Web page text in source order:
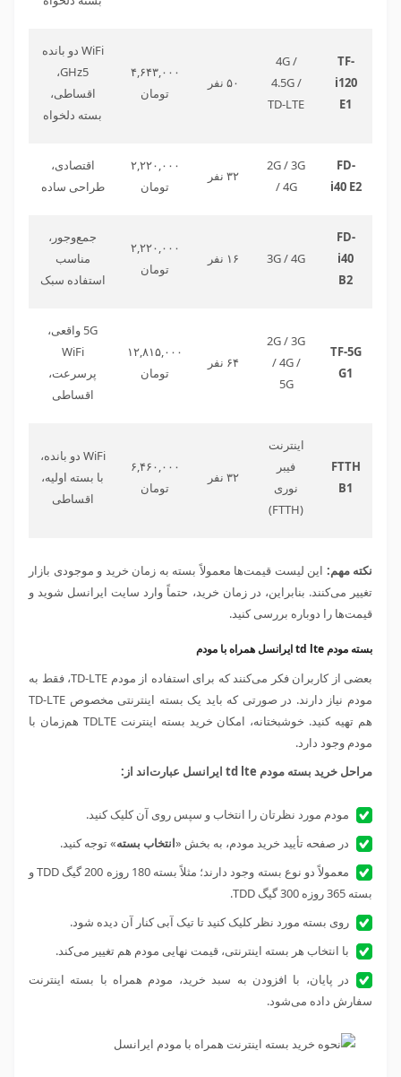
TF-
i120
E1
4G/
4.5G /
TD-LTE
۵۰ نفر
۴,۶۴۳,۰۰۰
تومان
WiFi دو بانده
GHz5،
اقساطی،
بسته دلخواه
FD-
i40 E2
2G/ 3G
/ 4G
۳۲ نفر
۲,۲۲۰,۰۰۰
تومان
اقتصادی،
طراحی ساده
FD-
i40
B2
3G / 4G ۱۶ نفر
۲,۲۲۰,۰۰۰
تومان
جمع‌وجور،
مناسب
استفاده سبک
TF-5G
G1
2G/ 3G
/ 4G /
5G
۶۴ نفر
۱۲,۸۱۵,۰۰۰
تومان
5G واقعی،
WiFi
پرسرعت،
اقساطی
FTTH
B1
اینترنت
فیبر
نوری
(FTTH)
۳۲ نفر
۶,۴۶۰,۰۰۰
تومان
WiFi دو بانده،
با بسته اولیه،
اقساطی
نکته مهم: این لیست قیمت‌ها معمولاً بسته به زمان خرید و موجودی بازار
تغییر می‌کنند. بنابراین، در زمان خرید، حتماً وارد سایت ایرانسل شوید و
قیمت‌ها را دوباره بررسی کنید.
بسته مودم td lte ایرانسل همراه با مودم
بعضی از کاربران فکر می‌کنند که برای استفاده از مودم TD-LTE، فقط به
مودم نیاز دارند. در صورتی که باید یک بسته اینترنتی مخصوص TD-LTE
هم تهیه کنید. خوشبختانه، امکان خرید بسته اینترنتTDLTE هم‌زمان با
مودم وجود دارد.
مراحل خرید بسته مودم td lte ایرانسل عبارت‌اند از:
مودم مورد نظرتان را انتخاب و سپس روی آن کلیک کنید.
در صفحه تأیید خرید مودم، به بخش «انتخاب بسته» توجه کنید.
معمولاً دو نوع بسته وجود دارند؛ مثلاً بسته 180 روزه 200 گیگ
TDDو
بسته 365 روزه 300 گیگ
TDD
.
روی بسته مورد نظر کلیک کنید تا تیک آبی کنار آن دیده شود.
با انتخاب هر بسته اینترنتی، قیمت نهایی مودم هم تغییر می‌کند.
در پایان، با افزودن به سبد خرید، مودم همراه با بسته اینترنت
سفارش داده می‌شود.